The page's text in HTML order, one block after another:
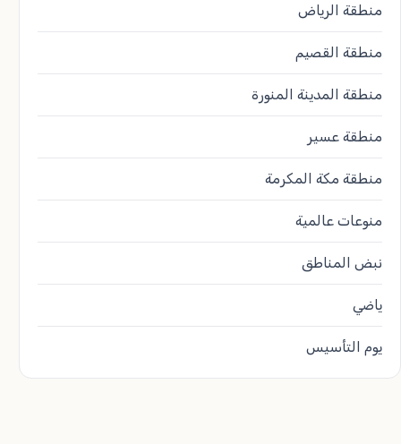
منطقة الرياض
منطقة القصيم
منطقة المدينة المنورة
منطقة عسير
منطقة مكة المكرمة
منوعات عالمية
نبض المناطق
ياضي
يوم التأسيس